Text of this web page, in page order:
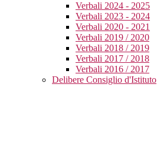
Verbali 2024 - 2025
Verbali 2023 - 2024
Verbali 2020 - 2021
Verbali 2019 / 2020
Verbali 2018 / 2019
Verbali 2017 / 2018
Verbali 2016 / 2017
Delibere Consiglio d'Istituto